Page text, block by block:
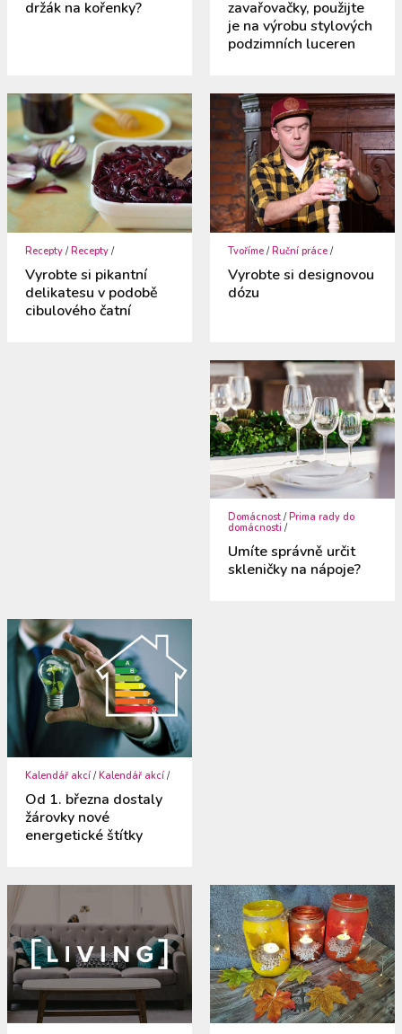
držák na kořenky?
zavařovačky, použijte
je na výrobu stylových
podzimních luceren
Recepty /Recepty /
Vyrobte si pikantní
delikatesu v podobě
cibulového čatní
Tvoříme /Ruční práce /
Vyrobte si designovou
dózu
Domácnost / Prima rady do
domácnosti /
Umíte správně určit
skleničky na nápoje?
Kalendář akcí /Kalendář akcí /
Od 1. března dostaly
žárovky nové
energetické štítky